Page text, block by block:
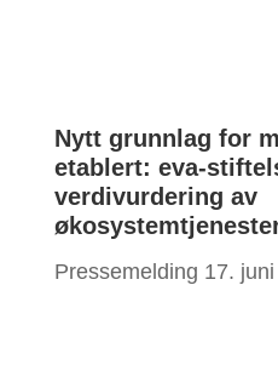
Nytt grunnlag for
etablert: eva-
verdivurdering av
Pressemelding 17.